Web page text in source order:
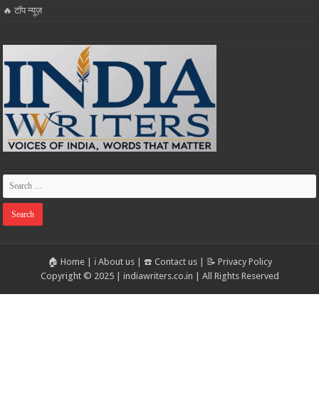
🔥 टॉप न्यूज़
🏠 Home| ℹ️ About us| ☎️ Contact us|
📝 Privacy Policy
Copyright © 2025 | indiawriters.co.in | All Rights Reserved